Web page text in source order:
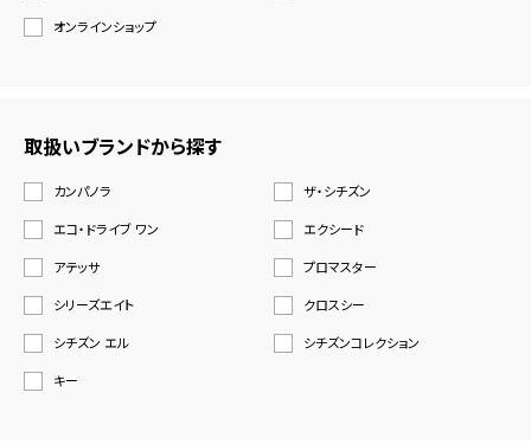
オンラインショップ
取扱いブランドから探す
カンパノラ
ザ・シチズン
エコ・ドライブ ワン
エクシード
アテッサ
プロマスター
シリーズエイト
クロスシー
シチズン エル
シチズンコレクション
キー